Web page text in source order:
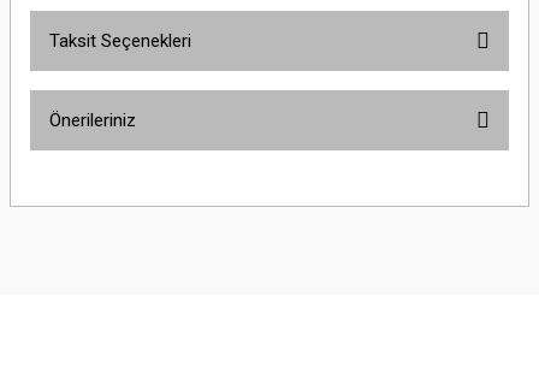
Taksit Seçenekleri
Önerileriniz
yetersiz gördüğünüz noktaları öneri formunu kullanarak tarafımıza